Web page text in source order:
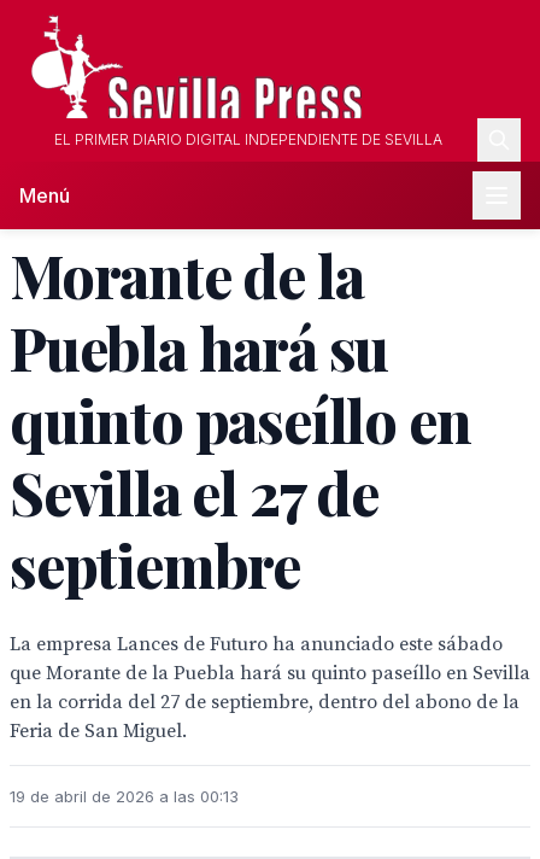
EL PRIMER DIARIO DIGITAL INDEPENDIENTE DE SEVILLA
Menú
Morante de la
Puebla hará su
quinto paseíllo en
Sevilla el 27 de
septiembre
La empresa Lances de Futuro ha anunciado este sábado
que Morante de la Puebla hará su quinto paseíllo en Sevilla
en la corrida del 27 de septiembre, dentro del abono de la
Feria de San Miguel.
19 de abril de 2026 a las 00:13